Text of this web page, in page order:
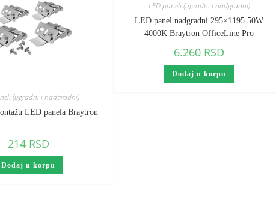
(ugradni i nadgradni)
LED panela Braytron
214 RSD
Dodaj u korpu
LED paneli (ugradni i nadgradni)
LED panel nadgradni 295×1195 50W
4000K Braytron OfficeLine Pro
6.260 RSD
Dodaj u korpu